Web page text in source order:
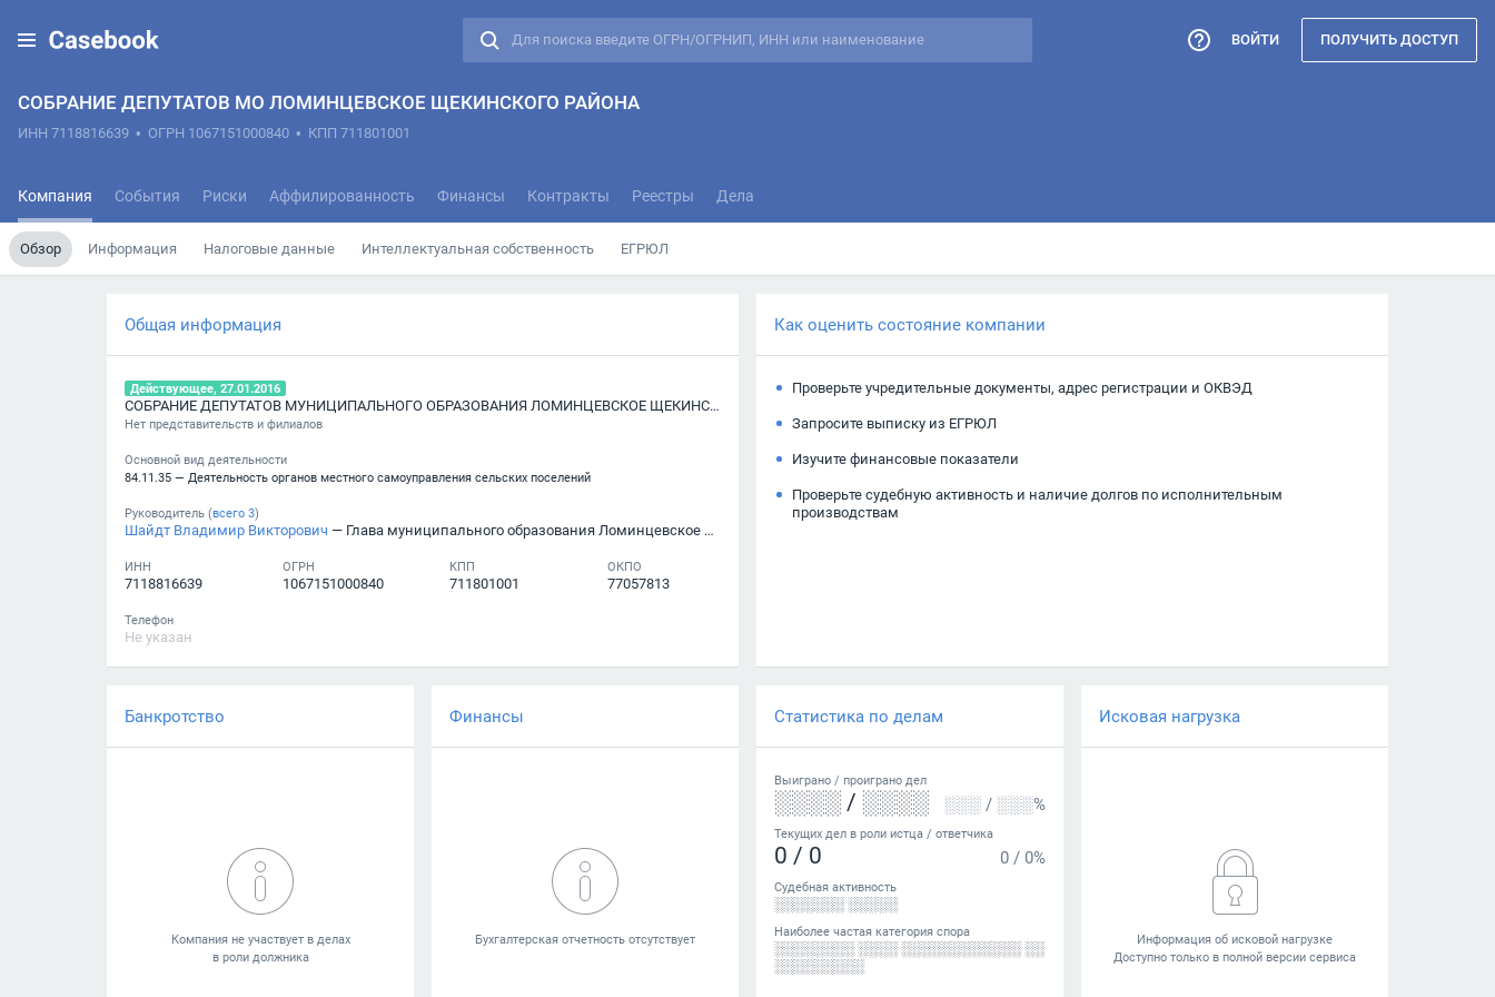
СОБРАНИЕ ДЕПУТАТОВ МО ЛОМИНЦЕВСКОЕ ЩЕКИНСКОГО РАЙОНА
ИНН 7118816639 • ОГРН 1067151000840 • КПП 711801001
Компания События Риски Аффилированность Финансы Контракты Реестры Дела
Обзор Информация Налоговые данные Интеллектуальная собственность ЕГРЮЛ
ВОЙТИ ПОЛУЧИТЬ ДОСТУП
Общая информация
Действующее, 27.01.2016
СОБРАНИЕ ДЕПУТАТОВ МУНИЦИПАЛЬНОГО ОБРАЗОВАНИЯ ЛОМИНЦЕВСКОЕ ЩЕКИНСКОГО РАЙОНА
Нет представительств и филиалов
Основной вид деятельности
84.11.35 — Деятельность органов местного самоуправления сельских поселений
Руководитель (всего 3)
Шайдт Владимир Викторович — Глава муниципального образования Ломинцевское Щекинского района
ИНН
7118816639
ОГРН
1067151000840
КПП
711801001
ОКПО
77057813
Телефон
Не указан
Как оценить состояние компании
Проверьте учредительные документы, адрес регистрации и ОКВЭД
Запросите выписку из ЕГРЮЛ
Изучите финансовые показатели
Проверьте судебную активность и наличие долгов по исполнительным
производствам
Банкротство Финансы Статистика по делам
Выиграно / проиграно дел
░░░░ / ░░░░ ░░░ / ░░░%
Текущих дел в роли истца / ответчика
0 / 0 0 / 0%
Судебная активность
░░░░░░░ ░░░░░
Наиболее частая категория спора
░░░░░░░░ ░░░░ ░░░░░░░░░░░░ ░░
░░░░░░░░░
Исковая нагрузка